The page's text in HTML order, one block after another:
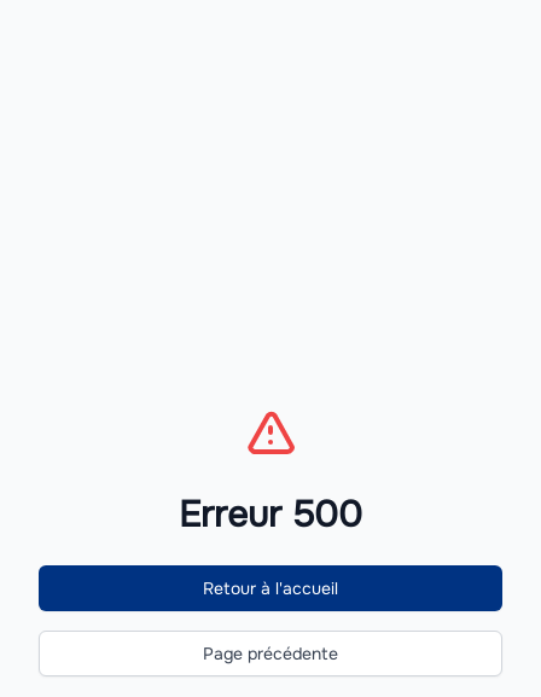
Erreur 500
Retour à l'accueil
Page précédente